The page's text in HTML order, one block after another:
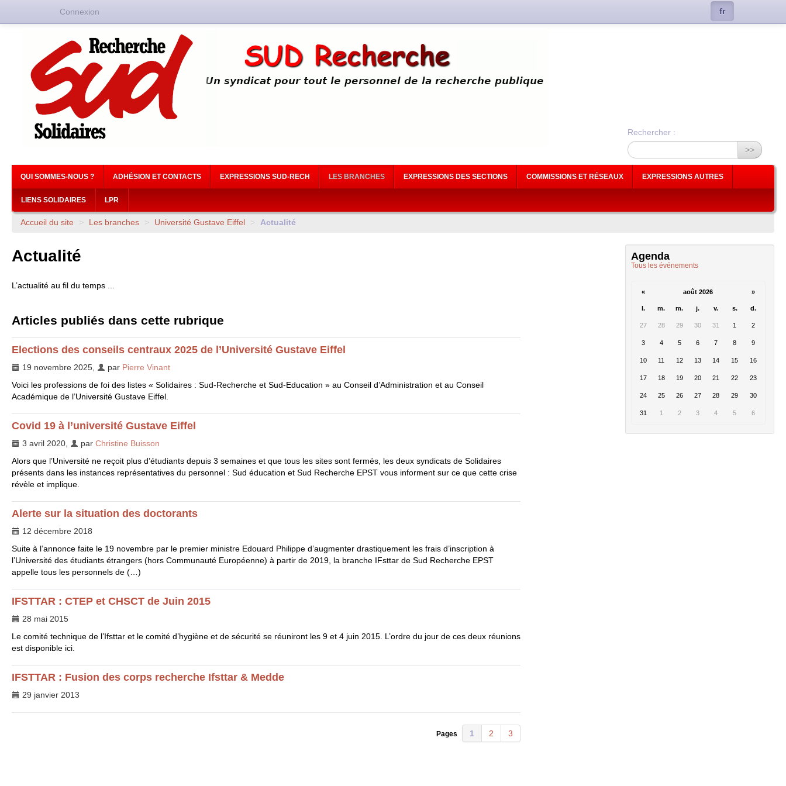
Rechercher :
>>
QUI SOMMES-NOUS ? ADHÉSION ET CONTACTS EXPRESSIONS SUD-RECH LES BRANCHES EXPRESSIONS DES SECTIONS COMMISSIONS ET RÉSEAUX EXPRESSIONS AUTRES
LIENS SOLIDAIRES LPR
Accueil du site > Les branches > Université Gustave Eiffel > Actualité
Actualité
L’actualité au fil du temps ...
Articles publiés dans cette rubrique
Elections des conseils centraux 2025 de l’Université Gustave Eiffel
19 novembre 2025 par Pierre Vinant
Voici les professions de foi des listes « Solidaires : Sud-Recherche et Sud-Education » au Conseil d’Administration et au Conseil
Académique de l’Université Gustave Eiffel.
Covid 19 à l’université Gustave Eiffel
3 avril 2020 par Christine Buisson
Alors que l’Université ne reçoit plus d’étudiants depuis 3 semaines et que tous les sites sont fermés, les deux syndicats de Solidaires
présents dans les instances représentatives du personnel : Sud éducation et Sud Recherche EPST vous informent sur ce que cette crise
révèle et implique.
Alerte sur la situation des doctorants
12 décembre 2018
Suite à l’annonce faite le 19 novembre par le premier ministre Edouard Philippe d’augmenter drastiquement les frais d’inscription à
l’Université des étudiants étrangers (hors Communauté Européenne) à partir de 2019, la branche IFsttar de Sud Recherche EPST
appelle tous les personnels de (…)
IFSTTAR : CTEP et CHSCT de Juin 2015
28 mai 2015
Le comité technique de l’Ifsttar et le comité d’hygiène et de sécurité se réuniront les 9 et 4 juin 2015. L’ordre du jour de ces deux réunions
est disponible ici.
IFSTTAR : Fusion des corps recherche Ifsttar & Medde
29 janvier 2013
Pages 1 2 3
Agenda
Tous les événements
« août 2026 »
l. m. m. j. v. s. d.
27 28 29 30 31 1 2
3 4 5 6 7 8 9
10 11 12 13 14 15 16
17 18 19 20 21 22 23
24 25 26 27 28 29 30
31 1 2 3 4 5 6
Connexion fr